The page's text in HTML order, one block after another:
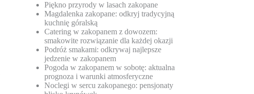
Piękno przyrody w lasach zakopane
Magdalenka zakopane: odkryj tradycyjną
kuchnię góralską
Catering w zakopanem z dowozem:
smakowite rozwiązanie dla każdej okazji
Podróż smakami: odkrywaj najlepsze
jedzenie w zakopanem
Pogoda w zakopanem w sobotę: aktualna
prognoza i warunki atmosferyczne
Noclegi w sercu zakopanego: pensjonaty